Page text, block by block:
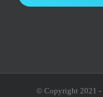
© Copyright 2021 -